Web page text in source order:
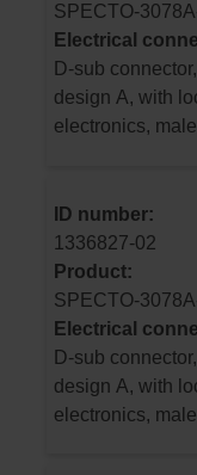
SPECTO-
Electrical
D-sub
design A, with
electronics,
ID number:
1336827-02
Product:
SPECTO-
Electrical
D-sub
design A, with
electronics,